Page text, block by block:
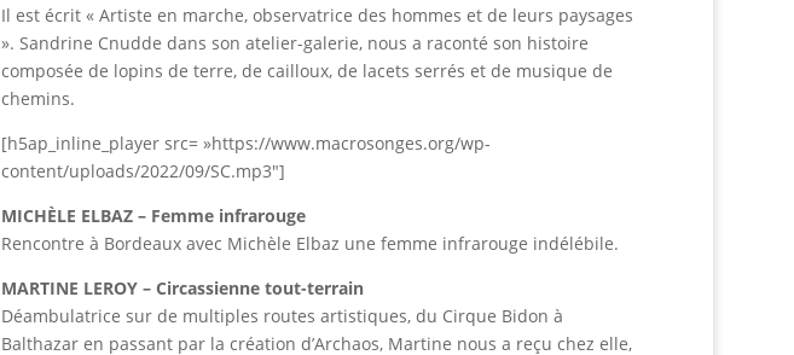
Il est écrit « Artiste en marche, observatrice des hommes et de leurs paysages
». Sandrine Cnudde dans son atelier-galerie, nous a raconté son histoire
composée de lopins de terre, de cailloux, de lacets serrés et de musique de
chemins.
[h5ap_inline_player src= »https://www.macrosonges.org/wp-
content/uploads/2022/09/SC.mp3″]
MICHÈLE ELBAZ – Femme infrarouge
Rencontre à Bordeaux avec Michèle Elbaz une femme infrarouge indélébile.
MARTINE LEROY – Circassienne tout-terrain
Déambulatrice sur de multiples routes artistiques, du Cirque Bidon à
Balthazar en passant par la création d’Archaos, Martine nous a reçu chez elle,